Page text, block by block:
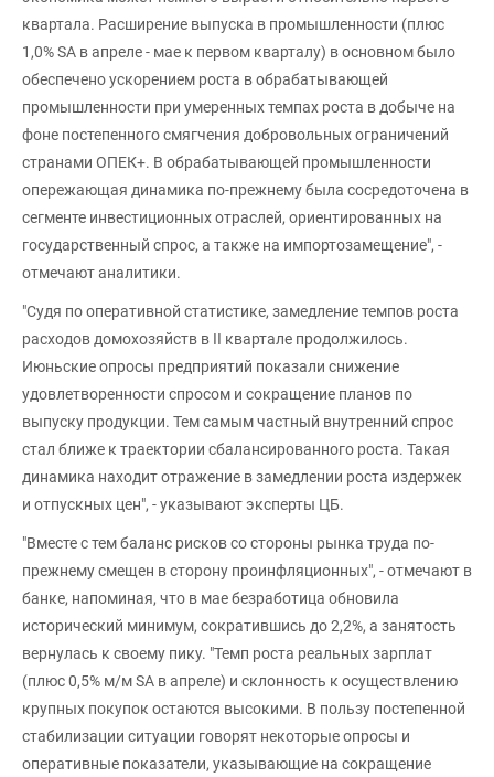
квартала. Расширение выпуска в промышленности (плюс
1,0% SA в апреле - мае к первом кварталу) в основном было
обеспечено ускорением роста в обрабатывающей
промышленности при умеренных темпах роста в добыче на
фоне постепенного смягчения добровольных ограничений
странами ОПЕК+. В обрабатывающей промышленности
опережающая динамика по-прежнему была сосредоточена в
сегменте инвестиционных отраслей, ориентированных на
государственный спрос, а также на импортозамещение", -
отмечают аналитики.
"Судя по оперативной статистике, замедление темпов роста
расходов домохозяйств в II квартале продолжилось.
Июньские опросы предприятий показали снижение
удовлетворенности спросом и сокращение планов по
выпуску продукции. Тем самым частный внутренний спрос
стал ближе к траектории сбалансированного роста. Такая
динамика находит отражение в замедлении роста издержек
и отпускных цен", - указывают эксперты ЦБ.
"Вместе с тем баланс рисков со стороны рынка труда по-
прежнему смещен в сторону проинфляционных", - отмечают в
банке, напоминая, что в мае безработица обновила
исторический минимум, сократившись до 2,2%, а занятость
вернулась к своему пику. "Темп роста реальных зарплат
(плюс 0,5% м/м SA в апреле) и склонность к осуществлению
крупных покупок остаются высокими. В пользу постепенной
стабилизации ситуации говорят некоторые опросы и
оперативные показатели, указывающие на сокращение